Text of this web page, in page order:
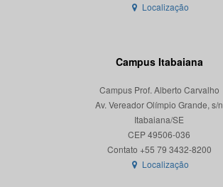
Localização
Campus Itabaiana
Campus Prof. Alberto Carvalho
Av. Vereador Olímpio Grande, s/n
Itabaiana/SE
CEP 49506-036
Localização